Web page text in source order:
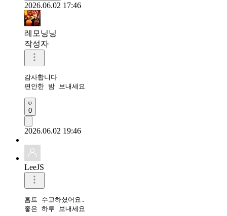
2026.06.02 17:46
레모닝닝
작성자
감사합니다
편안한 밤 보내세요
0
2026.06.02 19:46
LeeJS
홈트 수고하셨어요.
좋은 하루 보내세요